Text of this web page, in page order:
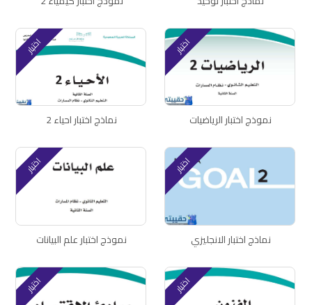
اختبار
نموذج اختبار الرياضيات
اختبار
نماذج اختبار احياء 2
اختبار
نماذج اختبار الانجليزي
اختبار
نموذج اختبار علم البيانات
اختبار اختبار